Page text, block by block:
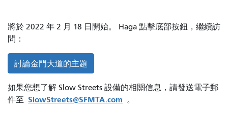
將於 2022 年 2 月 18 日開始。 Haga 點擊底部按鈕，繼續訪
問：
討論金門大道的主題
如果您想了解 Slow Streets 設備的相關信息，請發送電子郵
件至 SlowStreets@SFMTA.com 。